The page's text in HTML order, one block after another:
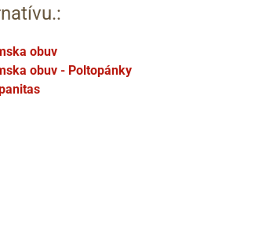
obuv
obuv - Poltopánky